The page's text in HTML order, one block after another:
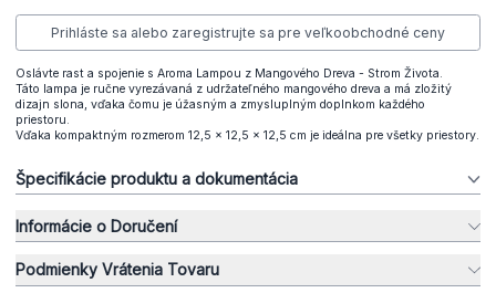
Prihláste sa alebo zaregistrujte sa pre veľkoobchodné ceny
Oslávte rast a spojenie s Aroma Lampou z Mangového Dreva - Strom Života.
Táto lampa je ručne vyrezávaná z udržateľného mangového dreva a má zložitý
dizajn slona, vďaka čomu je úžasným a zmysluplným doplnkom každého
priestoru.
Vďaka kompaktným rozmerom 12,5 x 12,5 x 12,5 cm je ideálna pre všetky priestory.
Špecifikácie produktu a dokumentácia
Informácie o Doručení
Podmienky Vrátenia Tovaru